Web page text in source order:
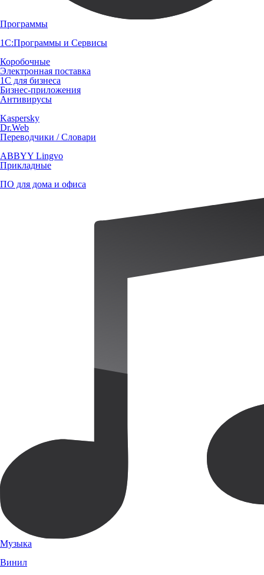
Программы
1С:Программы и Сервисы
Коробочные
Электронная поставка
1С для бизнеса
Бизнес-приложения
Антивирусы
Kaspersky
Dr.Web
Переводчики / Словари
ABBYY Lingvo
Прикладные
ПО для дома и офиса
Музыка
Винил